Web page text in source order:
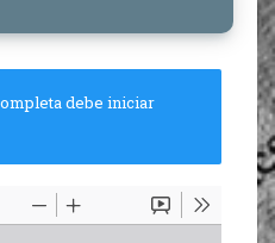
debe iniciar